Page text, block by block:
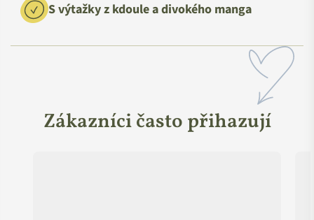
S výtažky z kdoule a divokého manga
Zákazníci často přihazují